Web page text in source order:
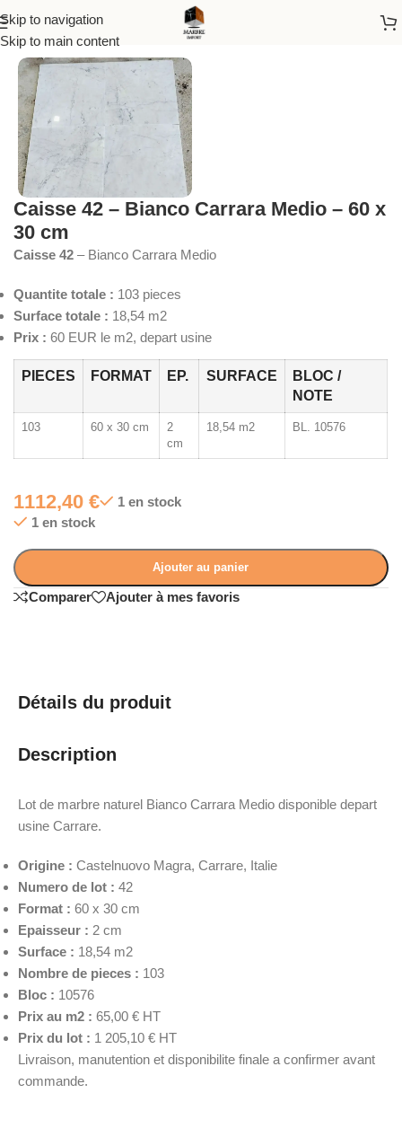
Skip to navigation
Skip to main content
Accueil/Marbre
Caisse 42 – Bianco Carrara Medio – 60 x
30 cm
Caisse 42 – Bianco Carrara Medio
Quantite totale : 103 pieces
Surface totale : 18,54 m2
Prix : 60 EUR le m2, depart usine
PIECES FORMAT EP. SURFACE
BLOC /
NOTE
103 60 x 30 cm
2
cm
18,54 m2 BL. 10576
1112,40 €
1 en stock
1 en stock
Ajouter au panier
Comparer Ajouter à mes favoris
Détails du produit
Description
Lot de marbre naturel Bianco Carrara Medio disponible depart
usine Carrare.
Origine : Castelnuovo Magra, Carrare, Italie
Numero de lot : 42
Format : 60 x 30 cm
Epaisseur : 2 cm
Surface : 18,54 m2
Nombre de pieces : 103
Bloc : 10576
Prix au m2 : 65,00 € HT
Prix du lot : 1 205,10 € HT
Livraison, manutention et disponibilite finale a confirmer avant
commande.